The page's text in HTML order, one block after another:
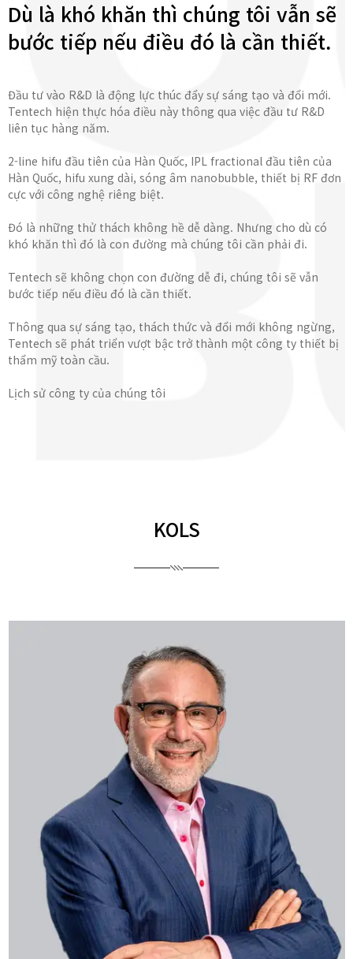
Dù là khó khăn thì chúng tôi vẫn sẽ
bước tiếp nếu điều đó là cần thiết.
Đầu tư vào R&D là động lực thúc đẩy sự sáng tạo và đổi mới.
Tentech hiện thực hóa điều này thông qua việc đầu tư R&D
liên tục hàng năm.
2-line hifu đầu tiên của Hàn Quốc, IPL fractional đầu tiên của
Hàn Quốc, hifu xung dài, sóng âm nanobubble, thiết bị RF đơn
cực với công nghệ riêng biệt.
Đó là những thử thách không hề dễ dàng. Nhưng cho dù có
khó khăn thì đó là con đường mà chúng tôi cần phải đi.
Tentech sẽ không chọn con đường dễ đi, chúng tôi sẽ vẫn
bước tiếp nếu điều đó là cần thiết.
Thông qua sự sáng tạo, thách thức và đổi mới không ngừng,
Tentech sẽ phát triển vượt bậc trở thành một công ty thiết bị
thẩm mỹ toàn cầu.
Lịch sử công ty của chúng tôi
KOLS